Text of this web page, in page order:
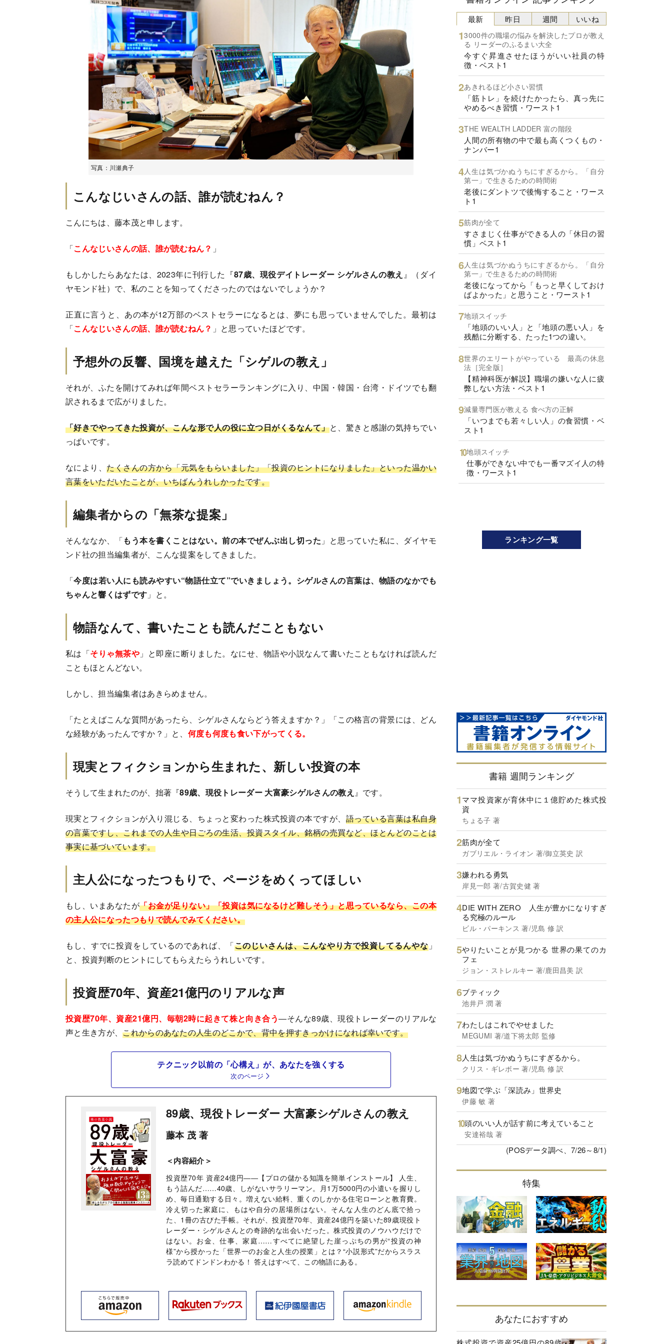
写真：川瀬典子
こんなじいさんの話、誰が読むねん？
こんにちは、藤本茂と申します。
「こんなじいさんの話、誰が読むねん？ 」
もしかしたらあなたは、2023年に刊行した『87歳、現役デイトレーダー シゲルさんの教え 』（ダイ
ヤモンド社）で、私のことを知ってくださったのではないでしょうか？
正直に言うと、あの本が12万部のベストセラーになるとは、夢にも思っていませんでした。最初は
「こんなじいさんの話、誰が読むねん？ 」と思っていたほどです。
予想外の反響、国境を越えた「シゲルの教え」
それが、ふたを開けてみれば年間ベストセラーランキングに入り、中国・韓国・台湾・ドイツでも翻
訳されるまで広がりました。
「好きでやってきた投資が、こんな形で人の役に立つ日がくるなんて」と、驚きと感謝の気持ちでい
っぱいです。
なにより、たくさんの方から「元気をもらいました」「投資のヒントになりました」といった温かい
言葉をいただいたことが、いちばんうれしかったです。
編集者からの「無茶な提案」
そんななか、「もう本を書くことはない。前の本でぜんぶ出し切った 」と思っていた私に、ダイヤモ
ンド社の担当編集者が、こんな提案をしてきました。
「今度は若い人にも読みやすい“物語仕立て”でいきましょう。シゲルさんの言葉は、物語のなかでも
ちゃんと響くはずです 」と。
物語なんて、書いたことも読んだこともない
私は「そりゃ無茶や 」と即座に断りました。なにせ、物語や小説なんて書いたこともなければ読んだ
こともほとんどない。
しかし、担当編集者はあきらめません。
「たとえばこんな質問があったら、シゲルさんならどう答えますか？」「この格言の背景には、どん
な経験があったんですか？」と、 何度も何度も食い下がってくる。
現実とフィクションから生まれた、新しい投資の本
そうして生まれたのが、拙著『89歳、現役トレーダー 大富豪シゲルさんの教え 』です。
現実とフィクションが入り混じる、ちょっと変わった株式投資の本ですが、 語っている言葉は私自身
の言葉ですし、これまでの人生や日ごろの生活、投資スタイル、銘柄の売買など、ほとんどのことは
事実に基づいています。
主人公になったつもりで、ページをめくってほしい
もし、いまあなたが「お金が足りない」「投資は気になるけど難しそう」と思っているなら、この本
の主人公になったつもりで読んでみてください。
もし、すでに投資をしているのであれば、「このじいさんは、こんなやり方で投資してるんやな」
と、投資判断のヒントにしてもらえたらうれしいです。
投資歴70年、資産21億円のリアルな声
投資歴70年、資産21億円、毎朝2時に起きて株と向き合う―そんな89歳、現役トレーダーのリアルな
声と生き方が、これからのあなたの人生のどこかで、背中を押すきっかけになれば幸いです。
テクニック以前の「心構え」が、あなたを強くする
次のページ
89歳、現役トレーダー 大富豪シゲルさんの教え
藤本 茂 著
＜内容紹介＞
投資歴70年 資産24億円――【プロの儲かる知識を簡単インストール】 人生、
もう詰んだ……40歳、しがないサラリーマン。月1万5000円の小遣いを握りし
め、毎日通勤する日々。増えない給料、重くのしかかる住宅ローンと教育費。
冷え切った家庭に、もはや自分の居場所はない。そんな人生のどん底で拾っ
た、1冊の古びた手帳。それが、投資歴70年、資産24億円を築いた89歳現役ト
レーダー・シゲルさんとの奇跡的な出会いだった。株式投資のノウハウだけで
はない。お金、仕事、家庭……すべてに絶望した崖っぷちの男が“投資の神
様”から授かった「世界一のお金と人生の授業」とは？“小説形式”だからスラス
ラ読めてドンドンわかる！ 答えはすべて、この物語にある。
最新
3000件の職場の悩みを解決したプロが教え
る リーダーのふるまい大全
今すぐ昇進させたほうがいい社員の特
徴・ベスト1
あきれるほど小さい習慣
「筋トレ」を続けたかったら、真っ先に
やめるべき習慣・ワースト1
THE WEALTH LADDER 富の階段
人間の所有物の中で最も高くつくもの・
ナンバー1
人生は気づかぬうちにすぎるから。「自分
第一」で生きるための時間術
老後にダントツで後悔すること・ワース
ト1
筋肉が全て
すさまじく仕事ができる人の「休日の習
慣」ベスト1
人生は気づかぬうちにすぎるから。「自分
第一」で生きるための時間術
老後になってから「もっと早くしておけ
ばよかった」と思うこと・ワースト1
地頭スイッチ
「地頭のいい人」と「地頭の悪い人」を
残酷に分断する、たった1つの違い。
世界のエリートがやっている 最高の休息
法［完全版］
【精神科医が解説】職場の嫌いな人に疲
弊しない方法・ベスト1
減量専門医が教える 食べ方の正解
「いつまでも若々しい人」の食習慣・ベ
スト1
地頭スイッチ
仕事ができない中でも一番マズイ人の特
徴・ワースト1
昨日 週間 いいね
ランキング一覧
書籍 週間ランキング
ママ投資家が育休中に１億貯めた株式投
資
ちょる子 著
筋肉が全て
ガブリエル・ライオン 著/御立英史 訳
嫌われる勇気
岸見一郎 著/古賀史健 著
DIE WITH ZERO 人生が豊かになりすぎ
る究極のルール
ビル・パーキンス 著/児島 修 訳
やりたいことが見つかる 世界の果てのカ
フェ
ジョン・ストレルキー 著/鹿田昌美 訳
ブティック
池井戸 潤 著
わたしはこれでやせました
MEGUMI 著/道下将太郎 監修
人生は気づかぬうちにすぎるから。
クリス・ギレボー 著/児島 修 訳
地図で学ぶ「深読み」世界史
伊藤 敏 著
頭のいい人が話す前に考えていること
安達裕哉 著
(POSデータ調べ、7/26～8/1)
特集
あなたにおすすめ